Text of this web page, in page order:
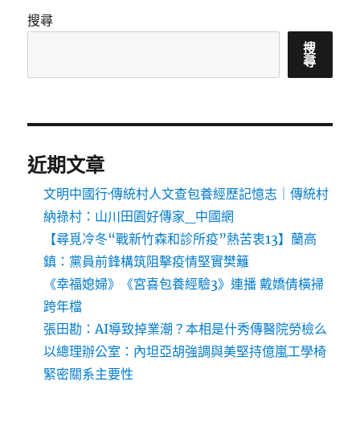
搜尋
搜
尋
近期文章
文明中國行·傳統村人文查包養經歷記憶志｜傳統村
納祿村：山川田園好傳家_中國網
【尋覓冷冬“戰新竹森和診所疫”熱苦衷13】蘭高
鎮：黨員前鋒構筑阻擊疫情堅實樊籬
《幸福媳婦》《宮喜包養經驗3》連播 戴嬌倩橫掃
跨年檔
張田勘：AI導致掉業潮？本相是什秀傳醫院勞檢么
以總理辦公室：內坦亞胡強調與美堅持億嵐工學椅
緊密關系主要性